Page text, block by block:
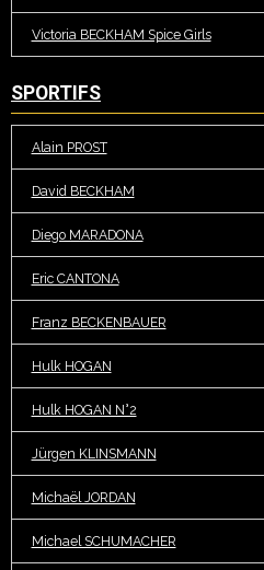
Victoria BECKHAM Spice Girls
SPORTIFS
Alain PROST
David BECKHAM
Diego MARADONA
Eric CANTONA
Franz BECKENBAUER
Hulk HOGAN
Hulk HOGAN N°2
Jürgen KLINSMANN
Michaël JORDAN
Michael SCHUMACHER